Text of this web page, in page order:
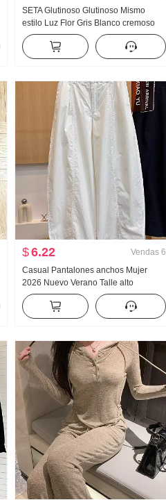
SETA Glutinoso Glutinoso Mismo
estilo Luz Flor Gris Blanco cremoso
Negro tejido de punto Cárdigan 6127-
002-0524
$6.22 Vendas 6
Casual Pantalones anchos Mujer
2026 Nuevo Verano Talle alto
Adelgazante Talla grande Petite
Sencillo Holgado Nueve puntos
Machete Pantalones